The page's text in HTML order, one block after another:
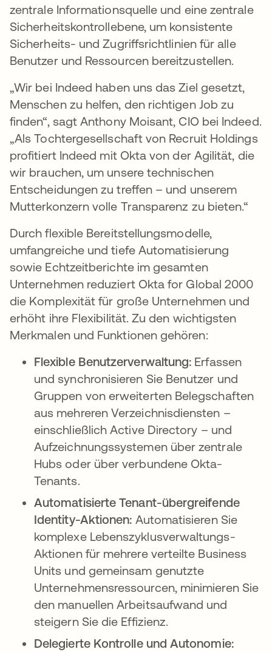
zentrale Informationsquelle und eine zentrale
Sicherheitskontrollebene, um konsistente
Sicherheits- und Zugriffsrichtlinien für alle
Benutzer und Ressourcen bereitzustellen.
„Wir bei Indeed haben uns das Ziel gesetzt,
Menschen zu helfen, den richtigen Job zu
finden“, sagt Anthony Moisant, CIO bei Indeed.
„Als Tochtergesellschaft von Recruit Holdings
profitiert Indeed mit Okta von der Agilität, die
wir brauchen, um unsere technischen
Entscheidungen zu treffen – und unserem
Mutterkonzern volle Transparenz zu bieten.“
Durch flexible Bereitstellungsmodelle,
umfangreiche und tiefe Automatisierung
sowie Echtzeitberichte im gesamten
Unternehmen reduziert Okta for Global 2000
die Komplexität für große Unternehmen und
erhöht ihre Flexibilität. Zu den wichtigsten
Merkmalen und Funktionen gehören:
Flexible Benutzerverwaltung: Erfassen
und synchronisieren Sie Benutzer und
Gruppen von erweiterten Belegschaften
aus mehreren Verzeichnisdiensten –
einschließlich Active Directory – und
Aufzeichnungssystemen über zentrale
Hubs oder über verbundene Okta-
Tenants.
Automatisierte Tenant-übergreifende
Identity-Aktionen: Automatisieren Sie
komplexe Lebenszyklusverwaltungs-
Aktionen für mehrere verteilte Business
Units und gemeinsam genutzte
Unternehmensressourcen, minimieren Sie
den manuellen Arbeitsaufwand und
steigern Sie die Effizienz.
Delegierte Kontrolle und Autonomie: